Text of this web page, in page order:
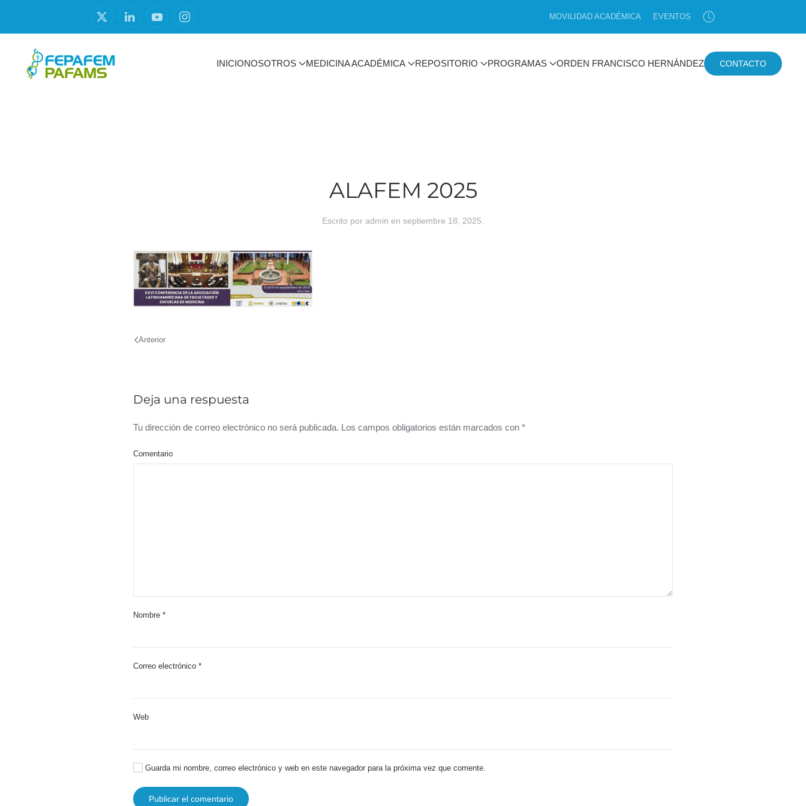
MOVILIDAD ACADÉMICA EVENTOS
INICIONOSOTROS MEDICINA ACADÉMICA REPOSITORIO PROGRAMAS ORDEN FRANCISCO HERNÁNDEZ CONTACTO
ALAFEM 2025
Escrito por admin en septiembre 18, 2025
Anterior
Deja una respuesta
Tu dirección de correo electrónico no será publicada. Los campos obligatorios están marcados con *
Comentario
Nombre *
Correo electrónico *
Web
Guarda mi nombre, correo electrónico y web en este navegador para la próxima vez que comente.
Publicar el comentario